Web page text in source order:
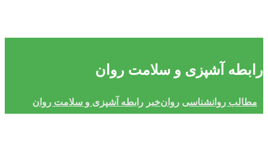
رابطه آشپزی و سلامت روان
مطالب روانشناسی روان‌خبر رابطه آشپزی و سلامت روان